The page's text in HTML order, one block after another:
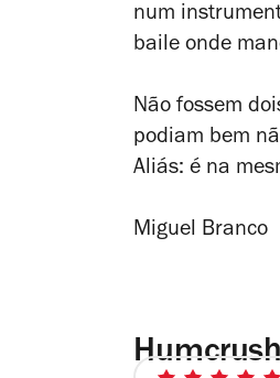
num
baile onde
Não fossem
podiam bem
Aliás: é na
Miguel Branco